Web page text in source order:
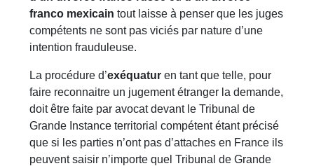
franco mexicain tout laisse à penser que les juges
compétents ne sont pas viciés par nature d’une
intention frauduleuse.
La procédure d’exéquatur en tant que telle, pour
faire reconnaitre un jugement étranger la demande,
doit être faite par avocat devant le Tribunal de
Grande Instance territorial compétent étant précisé
que si les parties n’ont pas d’attaches en France ils
peuvent saisir n’importe quel Tribunal de Grande